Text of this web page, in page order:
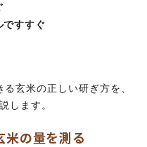
ですすぐ
玄米の正しい研ぎ方を、
します。
の量を測る